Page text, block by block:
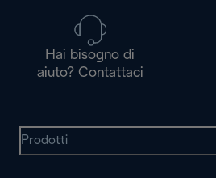
Hai bisogno di
aiuto? Contattaci
Prodotti